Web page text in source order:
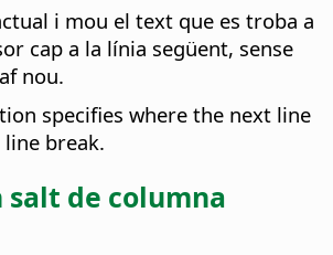
i mou el text que es troba a
cap a la línia següent, sense
nou.
specifies where the next line
break.
de columna